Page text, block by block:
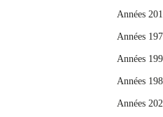
Années
Années
Années
Années
Années